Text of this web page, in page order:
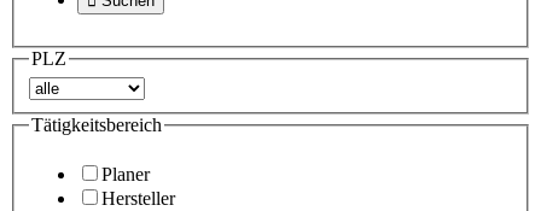
PLZ
Tätigkeitsbereich
Planer
Hersteller